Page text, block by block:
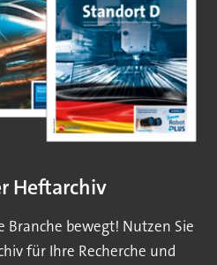
Heftarchiv
Branche bewegt! Nutzen Sie
für Ihre Recherche und